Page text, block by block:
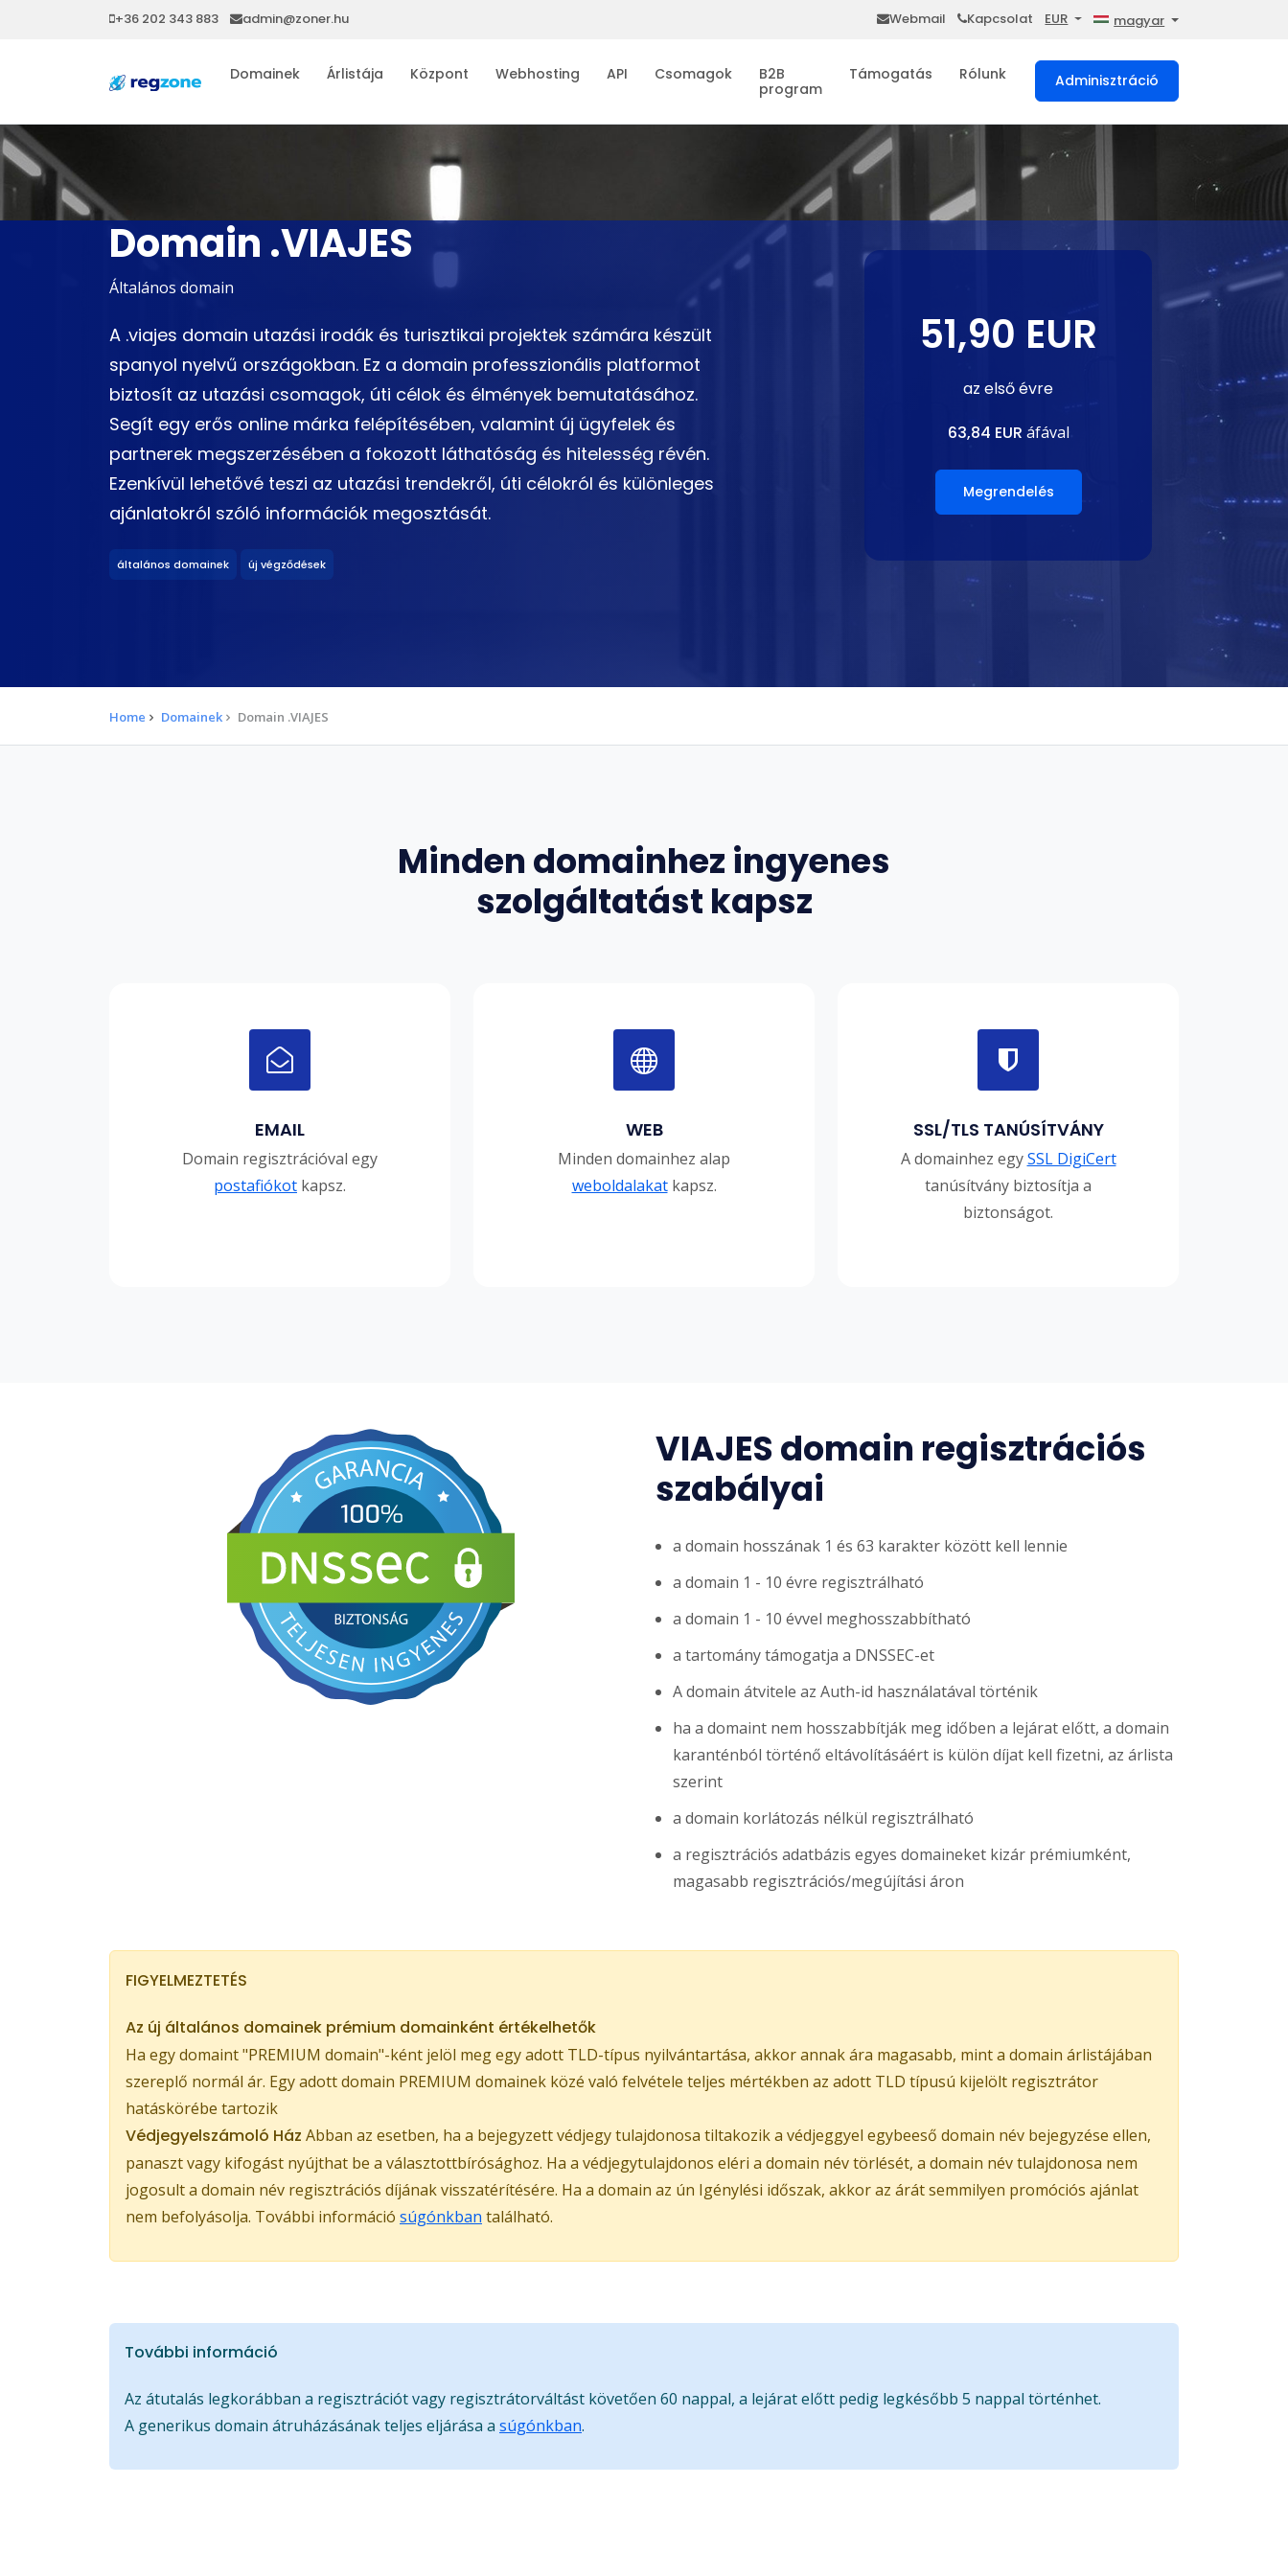
+36 202 343 883 admin@zoner.hu Webmail Kapcsolat EUR magyar
Domainek Árlistája Központ Webhosting API Csomagok
B2B
program
Támogatás Rólunk Adminisztráció
Domain .VIAJES
Általános domain
A .viajes domain utazási irodák és turisztikai projektek számára készült
spanyol nyelvű országokban. Ez a domain professzionális platformot
biztosít az utazási csomagok, úti célok és élmények bemutatásához.
Segít egy erős online márka felépítésében, valamint új ügyfelek és
partnerek megszerzésében a fokozott láthatóság és hitelesség révén.
Ezenkívül lehetővé teszi az utazási trendekről, úti célokról és különleges
ajánlatokról szóló információk megosztását.
általános domainek új végződések
51,90 EUR
az első évre
63,84 EUR áfával
Megrendelés
Home Domainek Domain .VIAJES
Minden domainhez ingyenes
szolgáltatást kapsz
EMAIL
Domain regisztrációval egy
postafiókot kapsz.
WEB
Minden domainhez alap
weboldalakatkapsz.
SSL/TLS TANÚSÍTVÁNY
A domainhez egySSL DigiCert
tanúsítvány biztosítja a
biztonságot.
VIAJES domain regisztrációs
szabályai
a domain hosszának 1 és 63 karakter között kell lennie
a domain 1 - 10 évre regisztrálható
a domain 1 - 10 évvel meghosszabbítható
a tartomány támogatja a DNSSEC-et
A domain átvitele az Auth-id használatával történik
ha a domaint nem hosszabbítják meg időben a lejárat előtt, a domain
karanténból történő eltávolításáért is külön díjat kell fizetni, az árlista
szerint
a domain korlátozás nélkül regisztrálható
a regisztrációs adatbázis egyes domaineket kizár prémiumként,
magasabb regisztrációs/megújítási áron
FIGYELMEZTETÉS
Az új általános domainek prémium domainként értékelhetők
Ha egy domaint "PREMIUM domain"-ként jelöl meg egy adott TLD-típus nyilvántartása, akkor annak ára magasabb, mint a domain árlistájában
szereplő normál ár. Egy adott domain PREMIUM domainek közé való felvétele teljes mértékben az adott TLD típusú kijelölt regisztrátor
hatáskörébe tartozik
Védjegyelszámoló Ház Abban az esetben, ha a bejegyzett védjegy tulajdonosa tiltakozik a védjeggyel egybeeső domain név bejegyzése ellen,
panaszt vagy kifogást nyújthat be a választottbírósághoz. Ha a védjegytulajdonos eléri a domain név törlését, a domain név tulajdonosa nem
jogosult a domain név regisztrációs díjának visszatérítésére. Ha a domain az ún Igénylési időszak, akkor az árát semmilyen promóciós ajánlat
nem befolyásolja. További információ súgónkban található.
További információ
Az átutalás legkorábban a regisztrációt vagy regisztrátorváltást követően 60 nappal, a lejárat előtt pedig legkésőbb 5 nappal történhet.
A generikus domain átruházásának teljes eljárása a súgónkban.